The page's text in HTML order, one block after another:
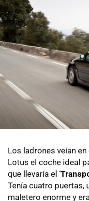
Los ladrones veían
Lotus el coche ideal
que llevaría el ‘
Tenía cuatro puertas,
maletero enorme y